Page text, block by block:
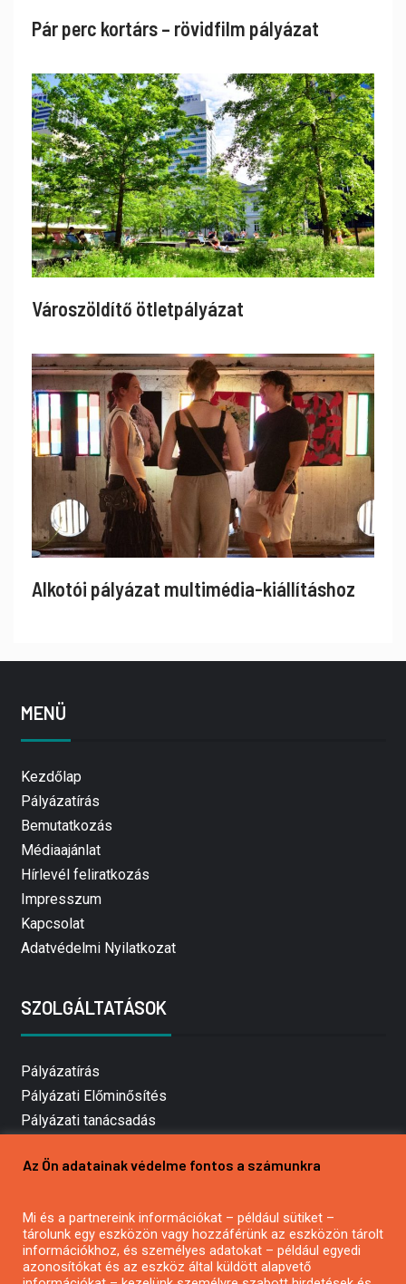
Pár perc kortárs – rövidfilm pályázat
Városzöldítő ötletpályázat
Alkotói pályázat multimédia-kiállításhoz
MENÜ
Kezdőlap
Pályázatírás
Bemutatkozás
Médiaajánlat
Hírlevél feliratkozás
Impresszum
Kapcsolat
Adatvédelmi Nyilatkozat
SZOLGÁLTATÁSOK
Pályázatírás
Pályázati Előminősítés
Pályázati tanácsadás
Mezőgazdasági pályázatírás
Pályázatírás civil szervezeteknek
Pályázatírás önkormányzatoknak
Pályázatfigyelés
Az Ön adatainak védelme fontos a számunkra
Mi és a partnereink információkat – például sütiket –
tárolunk egy eszközön vagy hozzáférünk az eszközön tárolt
információkhoz, és személyes adatokat – például egyedi
azonosítókat és az eszköz által küldött alapvető